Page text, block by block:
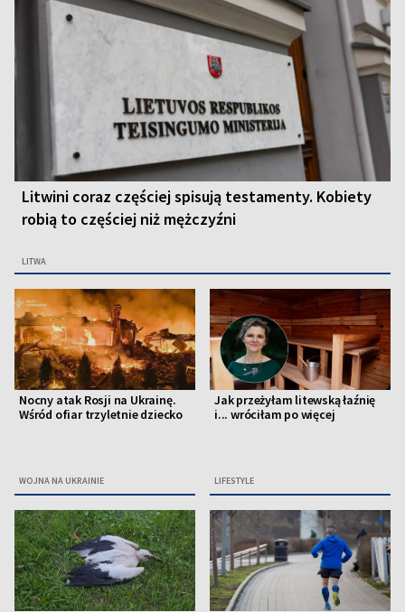
Litwini coraz częściej spisują testamenty. Kobiety
robią to częściej niż mężczyźni
LITWA
Nocny atak Rosji na Ukrainę.
Wśród ofiar trzyletnie dziecko
WOJNA NA UKRAINIE
Jak przeżyłam litewską łaźnię
i... wróciłam po więcej
LIFESTYLE